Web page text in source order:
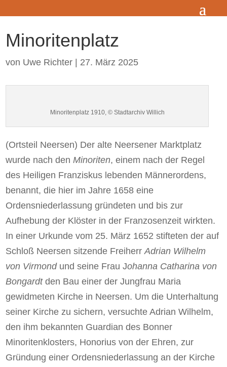
Minoritenplatz
von Uwe Richter 27. März 2025
Minoritenplatz 1910, © Stadtarchiv Willich
(Ortsteil Neersen) Der alte Neersener Marktplatz
wurde nach denMinoriten, einem nach der Regel
des Heiligen Franziskus lebenden Männerordens,
benannt, die hier im Jahre 1658 eine
Ordensniederlassung gründeten und bis zur
Aufhebung der Klöster in der Franzosenzeit wirkten.
In einer Urkunde vom 25. März 1652 stifteten der auf
Schloß Neersen sitzende FreiherrAdrian Wilhelm
von Virmondund seine Frau Johanna Catharina von
Bongardtden Bau einer der Jungfrau Maria
gewidmeten Kirche in Neersen. Um die Unterhaltung
seiner Kirche zu sichern, versuchte Adrian Wilhelm,
den ihm bekannten Guardian des Bonner
Minoritenklosters, Honorius von der Ehren, zur
Gründung einer Ordensniederlassung an der Kirche